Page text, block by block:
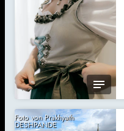
Foto von Prakhyath
DESHPANDE